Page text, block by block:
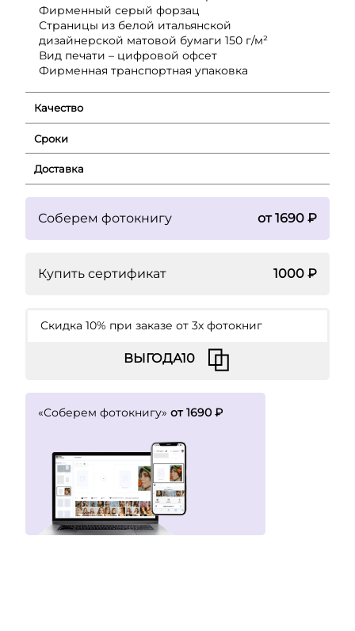
Фирменный серый форзац
Страницы из белой итальянской
дизайнерской матовой бумаги 150 г/м²
Вид печати – цифровой офсет
Фирменная транспортная упаковка
Качество
Сроки
Доставка
Соберем фотокнигу от 1690 ₽
Купить сертификат 1000 ₽
Скидка 10% при заказе от 3х фотокниг
«Соберем фотокнигу» от 1690 ₽